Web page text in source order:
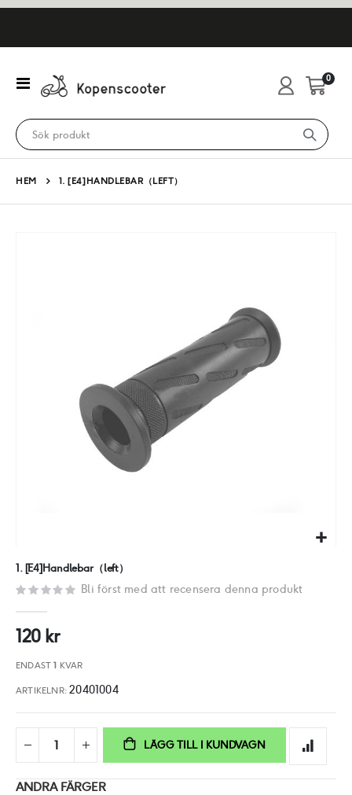
Växla
Nav
Cart
0
HEM 1. [E4]HANDLEBAR（LEFT）
till
början
bildgalleriet
1. [E4]Handlebar（left）
Bli först med att recensera denna produkt
120 kr
ENDAST1 KVAR
ARTIKELNR 20401004
LÄGG TILL I KUNDVAGN
ANDRA FÄRGER